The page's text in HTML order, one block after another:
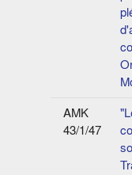
AMK
43/1/47